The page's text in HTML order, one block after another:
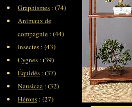
Graphismes : (74)
Animaux de
compagnie : (44)
Insectes : (43)
Cygnes : (39)
Équidés : (37)
Nausicaa : (32)
Hérons : (27)